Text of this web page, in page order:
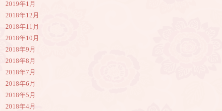
2019年1月
2018年12月
2018年11月
2018年10月
2018年9月
2018年8月
2018年7月
2018年6月
2018年5月
2018年4月